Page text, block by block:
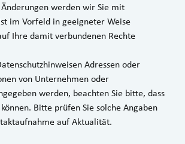
werden wir Sie mit
im Vorfeld in geeigneter Weise
Ihre damit verbundenen Rechte
Adressen oder
von Unternehmen oder
werden, beachten Sie bitte, dass
Bitte prüfen Sie solche Angaben
auf Aktualität.